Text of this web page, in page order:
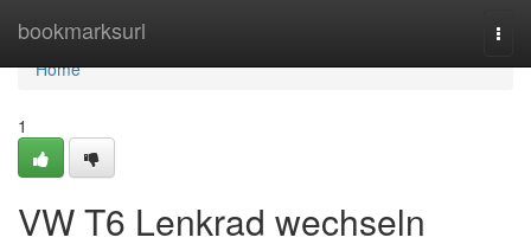
bookmarksurl
Home
Home
1
VW T6 Lenkrad wechseln